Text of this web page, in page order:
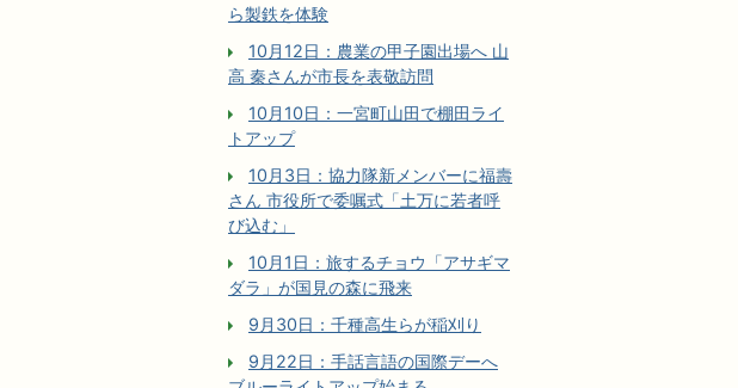
ら製鉄を体験
10月12日：農業の甲子園出場へ 山
高 秦さんが市長を表敬訪問
10月10日：一宮町山田で棚田ライ
トアップ
10月3日：協力隊新メンバーに福壽
さん 市役所で委嘱式「土万に若者呼
び込む」
10月1日：旅するチョウ「アサギマ
ダラ」が国見の森に飛来
9月30日：千種高生らが稲刈り
9月22日：手話言語の国際デーへ